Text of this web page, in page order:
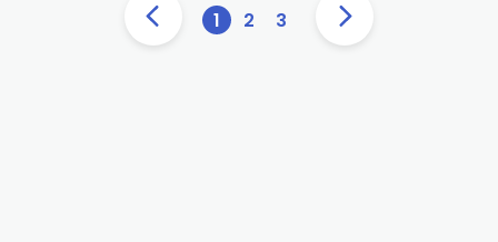
1 2 3